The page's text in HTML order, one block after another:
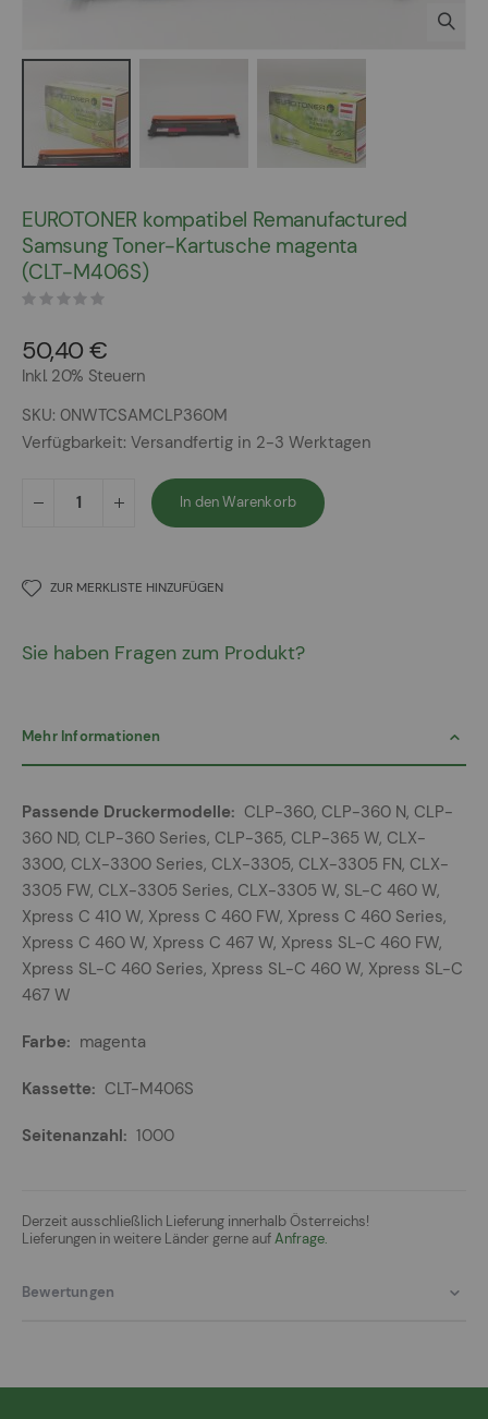
der
Bildergalerie
springen
EUROTONER kompatibel Remanufactured
Samsung Toner-Kartusche magenta
(CLT-M406S)
50,40 €
Inkl. 20% Steuern
SKU 0NWTCSAMCLP360M
Verfügbarkeit: Versandfertig in 2-3 Werktagen
In den Warenkorb
ZUR MERKLISTE HINZUFÜGEN
Sie haben Fragen zum Produkt?
Mehr Informationen
Mehr
Informationen
CLP-360, CLP-360 N, CLP-
360 ND, CLP-360 Series, CLP-365, CLP-365 W, CLX-
3300, CLX-3300 Series, CLX-3305, CLX-3305 FN, CLX-
3305 FW, CLX-3305 Series, CLX-3305 W, SL-C 460 W,
Xpress C 410 W, Xpress C 460 FW, Xpress C 460 Series,
Xpress C 460 W, Xpress C 467 W, Xpress SL-C 460 FW,
Xpress SL-C 460 Series, Xpress SL-C 460 W, Xpress SL-C
467 W
magenta
CLT-M406S
1000
Derzeit ausschließlich Lieferung innerhalb Österreichs!
Lieferungen in weitere Länder gerne aufAnfrage.
Bewertungen